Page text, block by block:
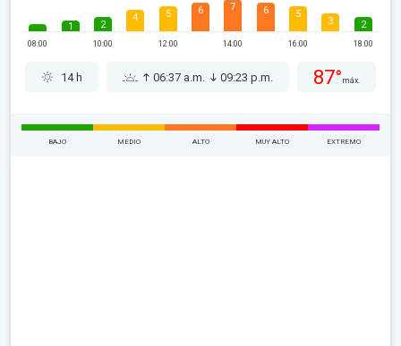
08:00
1 2
10:00
4 5
12:00
6 7
14:00
6 5
16:00
3 2
18:00
14 h 06:37 a.m. 09:23 p.m. 87° máx.
BAJO MEDIO ALTO MUY ALTO EXTREMO